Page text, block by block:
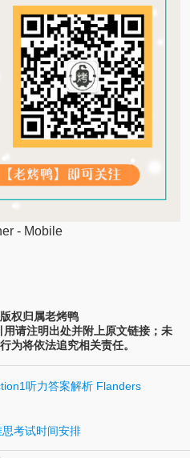
权归属老烤鸭
用请注明出处并附上原文链接；未
为将依法追究相关责任。
听力答案解析 Flanders
考试时间安排